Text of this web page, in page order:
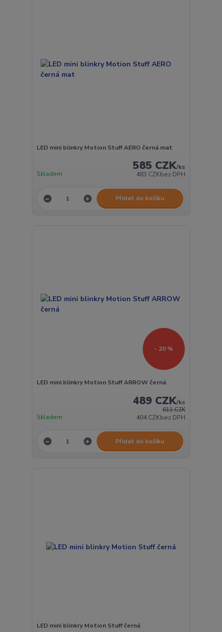
LED mini blinkry Motion Stuff AERO černá mat
585 CZK/ks
483 CZKbez DPH
Skladem
Přidat do košíku
- 20 %
LED mini blinkry Motion Stuff ARROW černá
611 CZK
489 CZK/ks
404 CZKbez DPH
Skladem
Přidat do košíku
LED mini blinkry Motion Stuff černá